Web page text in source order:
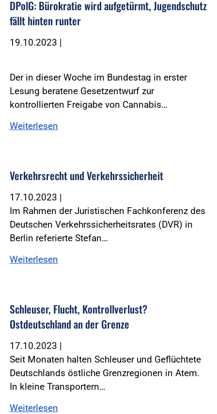
DPolG: Bürokratie wird aufgetürmt, Jugendschutz
fällt hinten runter
19.10.2023 |
Der in dieser Woche im Bundestag in erster
Lesung beratene Gesetzentwurf zur
kontrollierten Freigabe von Cannabis…
Weiterlesen
Verkehrsrecht und Verkehrssicherheit
17.10.2023 |
Im Rahmen der Juristischen Fachkonferenz des
Deutschen Verkehrssicherheitsrates (DVR) in
Berlin referierte Stefan…
Weiterlesen
Schleuser, Flucht, Kontrollverlust?
Ostdeutschland an der Grenze
17.10.2023 |
Seit Monaten halten Schleuser und Geflüchtete
Deutschlands östliche Grenzregionen in Atem.
In kleine Transportern…
Weiterlesen